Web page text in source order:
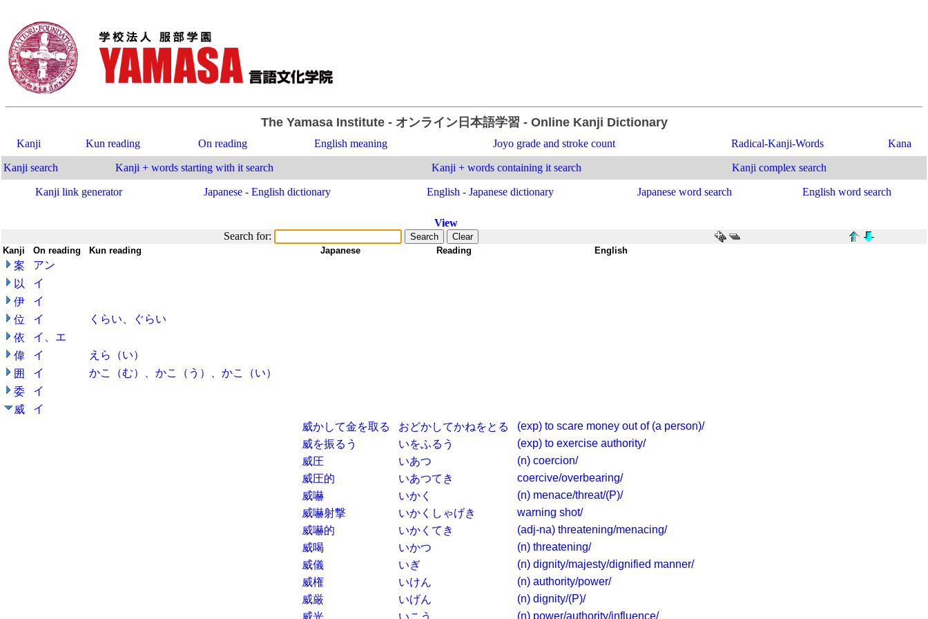
The Yamasa Institute- オンライン日本語学習 - Online Kanji Dictionary
Kanji Kun reading On reading English meaning Joyo grade and stroke count Radical-Kanji-Words Kana
Kanji search Kanji + words starting with it search Kanji + words containing it search Kanji complex search
Kanji link generator Japanese - English dictionary English - Japanese dictionary Japanese word search English word search
View
Search for:
Kanji On reading Kun reading Japanese Reading English
案
アン
以
イ
伊
イ
位
イ
くらい、ぐらい
依
イ、エ
偉
イ
えら（い）
囲
イ
かこ（む）、かこ（う）、かこ（い）
委
イ
威
イ
威かして金を取る
おどかしてかねをとる
(exp) to scare money out of (a person)/
威を振るう
いをふるう
(exp) to exercise authority/
威圧
いあつ
(n) coercion/
威圧的
いあつてき
coercive/overbearing/
威嚇
いかく
(n) menace/threat/(P)/
威嚇射撃
いかくしゃげき
warning shot/
威嚇的
いかくてき
(adj-na) threatening/menacing/
威喝
いかつ
(n) threatening/
威儀
いぎ
(n) dignity/majesty/dignified manner/
威権
いけん
(n) authority/power/
威厳
いげん
(n) dignity/(P)/
威光
いこう (n) power/authority/influence/